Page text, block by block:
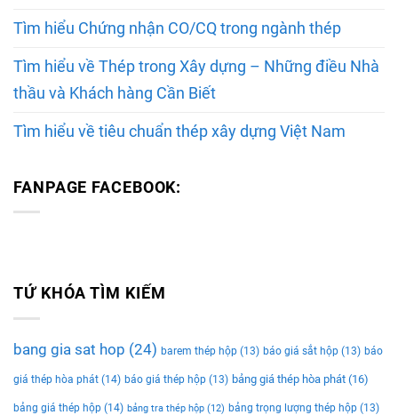
Tìm hiểu Chứng nhận CO/CQ trong ngành thép
Tìm hiểu về Thép trong Xây dựng – Những điều Nhà
thầu và Khách hàng Cần Biết
Tìm hiểu về tiêu chuẩn thép xây dựng Việt Nam
FANPAGE FACEBOOK:
TỨ KHÓA TÌM KIẾM
bang gia sat hop (24) barem thép hộp (13) báo giá sắt hộp (13) báo
giá thép hòa phát (14) báo giá thép hộp (13) bảng giá thép hòa phát (16)
bảng giá thép hộp (14) bảng tra thép hộp (12) bảng trọng lượng thép hộp (13)